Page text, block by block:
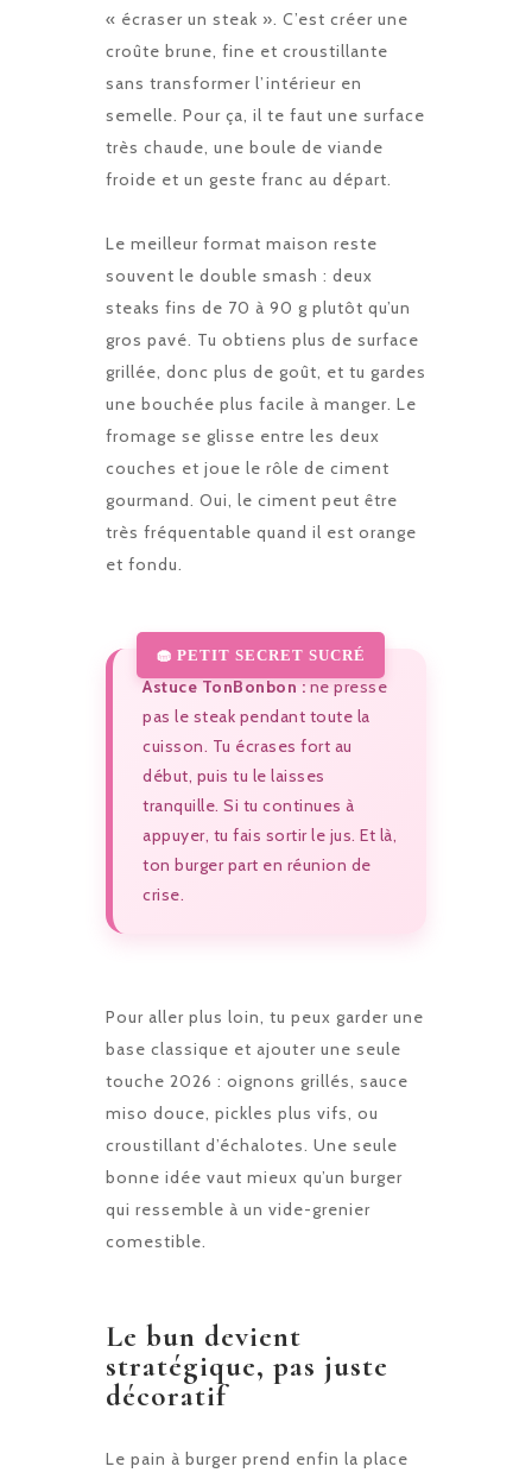
« écraser un steak ». C’est créer une
croûte brune, fine et croustillante
sans transformer l’intérieur en
semelle. Pour ça, il te faut une surface
très chaude, une boule de viande
froide et un geste franc au départ.
Le meilleur format maison reste
souvent le double smash : deux
steaks fins de 70 à 90 g plutôt qu’un
gros pavé. Tu obtiens plus de surface
grillée, donc plus de goût, et tu gardes
une bouchée plus facile à manger. Le
fromage se glisse entre les deux
couches et joue le rôle de ciment
gourmand. Oui, le ciment peut être
très fréquentable quand il est orange
et fondu.
Astuce TonBonbon :ne presse
pas le steak pendant toute la
cuisson. Tu écrases fort au
début, puis tu le laisses
tranquille. Si tu continues à
appuyer, tu fais sortir le jus. Et là,
ton burger part en réunion de
crise.
Pour aller plus loin, tu peux garder une
base classique et ajouter une seule
touche 2026 : oignons grillés, sauce
miso douce, pickles plus vifs, ou
croustillant d’échalotes. Une seule
bonne idée vaut mieux qu’un burger
qui ressemble à un vide-grenier
comestible.
Le bun devient
stratégique, pas juste
décoratif
Le pain à burger prend enfin la place